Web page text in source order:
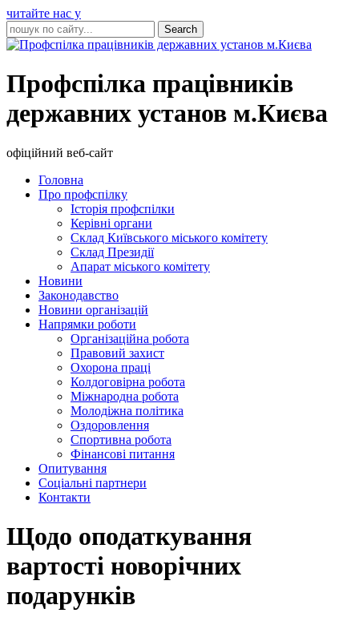
читайте нас у
Профспілка працівників
державних установ м.Києва
офіційний веб-сайт
Головна
Про профспілку
Історія профспілки
Керівні органи
Склад Київського міського комітету
Склад Президії
Апарат міського комітету
Новини
Законодавство
Новини організацій
Напрямки роботи
Організаційна робота
Правовий захист
Охорона праці
Колдоговірна робота
Міжнародна робота
Молодіжна політика
Оздоровлення
Спортивна робота
Фінансові питання
Опитування
Соціальні партнери
Контакти
Щодо оподаткування
вартості новорічних
подарунків